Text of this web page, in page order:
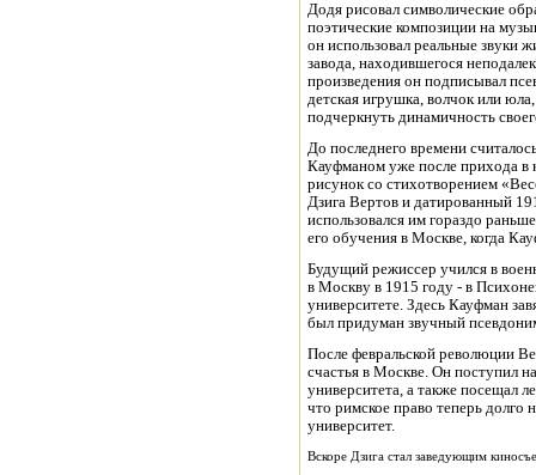
Додя рисовал символические
поэтические композиции на
он использовал реальные звуки
завода, находившегося
произведения он подписывал
детская игрушка, волчок или
подчеркнуть динамичность
До последнего времени
Кауфманом уже после прихода в
рисунок со стихотворением
Дзига Вертов и датированный
использовался им гораздо
его обучения в Москве, когда
Будущий режиссер учился в
в Москву в 1915 году - в
университете. Здесь Кауфман
был придуман звучный
После февральской революции
счастья в Москве. Он поступил
университета, а также посещал
что римское право теперь долго
университет.
Вскоре Дзига стал заведующим